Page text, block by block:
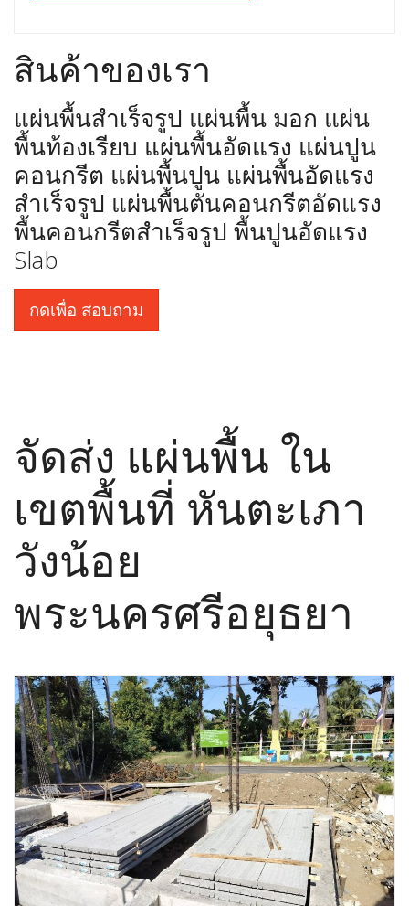
สินค้าของเรา
แผ่นพื้นสำเร็จรูป แผ่นพื้น มอก แผ่น
พื้นท้องเรียบ แผ่นพื้นอัดแรง แผ่นปูน
คอนกรีต แผ่นพื้นปูน แผ่นพื้นอัดแรง
สำเร็จรูป แผ่นพื้นตันคอนกรีตอัดแรง
พื้นคอนกรีตสำเร็จรูป พื้นปูนอัดแรง
Slab
กดเพื่อ สอบถาม
จัดส่ง แผ่นพื้น ใน
เขตพื้นที่ หันตะเภา
วังน้อย
พระนครศรีอยุธยา